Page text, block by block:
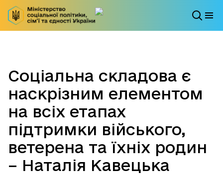
Соціальна складова є
наскрізним елементом
на всіх етапах
підтримки війського,
ветерена та їхніх родин
– Наталія Кавецька